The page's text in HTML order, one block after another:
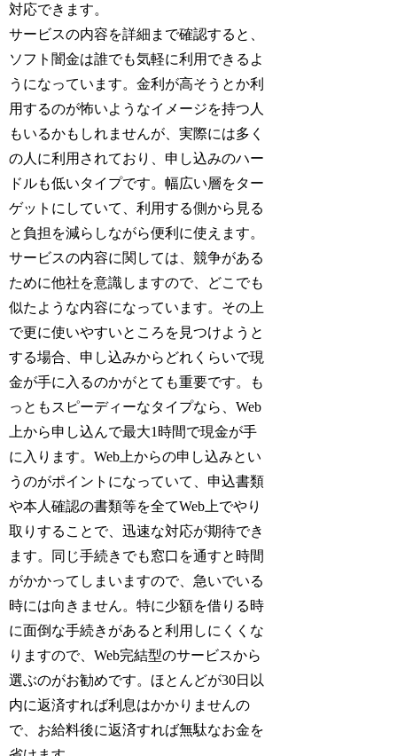
対応できます。
サービスの内容を詳細まで確認すると、
ソフト闇金は誰でも気軽に利用できるよ
うになっています。金利が高そうとか利
用するのが怖いようなイメージを持つ人
もいるかもしれませんが、実際には多く
の人に利用されており、申し込みのハー
ドルも低いタイプです。幅広い層をター
ゲットにしていて、利用する側から見る
と負担を減らしながら便利に使えます。
サービスの内容に関しては、競争がある
ために他社を意識しますので、どこでも
似たような内容になっています。その上
で更に使いやすいところを見つけようと
する場合、申し込みからどれくらいで現
金が手に入るのかがとても重要です。も
っともスピーディーなタイプなら、Web
上から申し込んで最大1時間で現金が手
に入ります。Web上からの申し込みとい
うのがポイントになっていて、申込書類
や本人確認の書類等を全てWeb上でやり
取りすることで、迅速な対応が期待でき
ます。同じ手続きでも窓口を通すと時間
がかかってしまいますので、急いでいる
時には向きません。特に少額を借りる時
に面倒な手続きがあると利用しにくくな
りますので、Web完結型のサービスから
選ぶのがお勧めです。ほとんどが30日以
内に返済すれば利息はかかりませんの
で、お給料後に返済すれば無駄なお金を